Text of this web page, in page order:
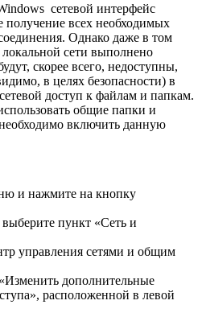
сетевой интерфейс
получение всех необходимых
Однако даже в том
сети выполнено
скорее всего, недоступны,
в целях безопасности) в
доступ к файлам и папкам.
общие папки и
включить данную
и нажмите на кнопку
пункт «Сеть и
управления сетями и общим
дополнительные
расположенной в левой